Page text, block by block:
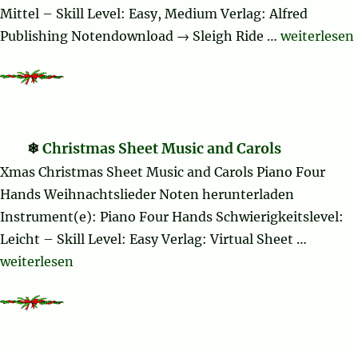
Mittel – Skill Level: Easy, Medium Verlag: Alfred
Publishing Notendownload → Sleigh Ride …„Sleigh
weiterlesen
Christmas Sheet Music and Carols
Xmas Christmas Sheet Music and Carols Piano Four
Hands Weihnachtslieder Noten herunterladen
Instrument(e): Piano Four Hands Schwierigkeitslevel:
Leicht – Skill Level: Easy Verlag: Virtual Sheet …
„Christmas Sheet Music and Carols“
weiterlesen